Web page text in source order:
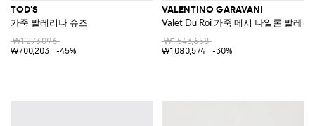
TOD'S
가죽 발레리나 슈즈
₩1,273,096
₩700,203
-45%
VALENTINO GARAVANI
Valet Du Roi 가죽 메시 나일론 발레리
₩1,543,658
₩1,080,574
-30%